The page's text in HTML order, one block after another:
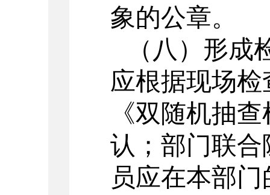
象的公章。
（八）形成
应根据现场
《双随机抽
认；部门联
员应在本部